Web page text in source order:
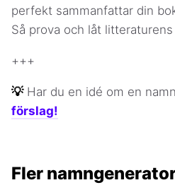
perfekt sammanfattar din
Så prova och låt
+++
💡 Har du en idé om en
förslag!
Fler